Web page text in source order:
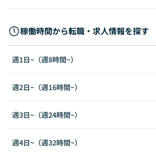
稼働時間から転職・求人情報を探す
週1日~（週8時間~）
週2日~（週16時間~）
週3日~（週24時間~）
週4日~（週32時間~）